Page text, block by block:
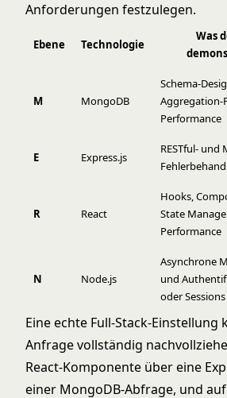
Anforderungen festzulegen.
Ebene Technologie
Was
M MongoDB
Schema-
Aggregation-
Performance
E Express.js
RESTful- und
R React
Hooks,
State
Performance
N Node.js
Asynchrone
und
oder Sessions
Eine echte Full-Stack-Einstellung
Anfrage vollständig
React-Komponente über eine
einer MongoDB-Abfrage, und